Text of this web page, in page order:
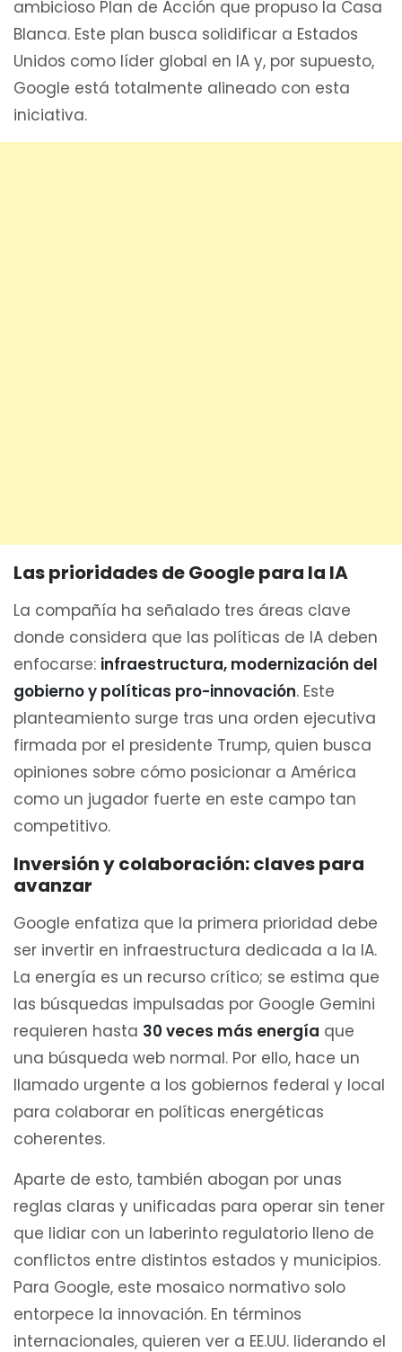
ambicioso Plan de Acción que propuso la Casa
Blanca. Este plan busca solidificar a Estados
Unidos como líder global en IA y, por supuesto,
Google está totalmente alineado con esta
iniciativa.
Las prioridades de Google para la IA
La compañía ha señalado tres áreas clave
donde considera que las políticas de IA deben
enfocarse: infraestructura, modernización del
gobierno y políticas pro-innovación. Este
planteamiento surge tras una orden ejecutiva
firmada por el presidente Trump, quien busca
opiniones sobre cómo posicionar a América
como un jugador fuerte en este campo tan
competitivo.
Inversión y colaboración: claves para
avanzar
Google enfatiza que la primera prioridad debe
ser invertir en infraestructura dedicada a la IA.
La energía es un recurso crítico; se estima que
las búsquedas impulsadas por Google Gemini
requieren hasta 30 veces más energía que
una búsqueda web normal. Por ello, hace un
llamado urgente a los gobiernos federal y local
para colaborar en políticas energéticas
coherentes.
Aparte de esto, también abogan por unas
reglas claras y unificadas para operar sin tener
que lidiar con un laberinto regulatorio lleno de
conflictos entre distintos estados y municipios.
Para Google, este mosaico normativo solo
entorpece la innovación. En términos
internacionales, quieren ver a EE.UU. liderando el